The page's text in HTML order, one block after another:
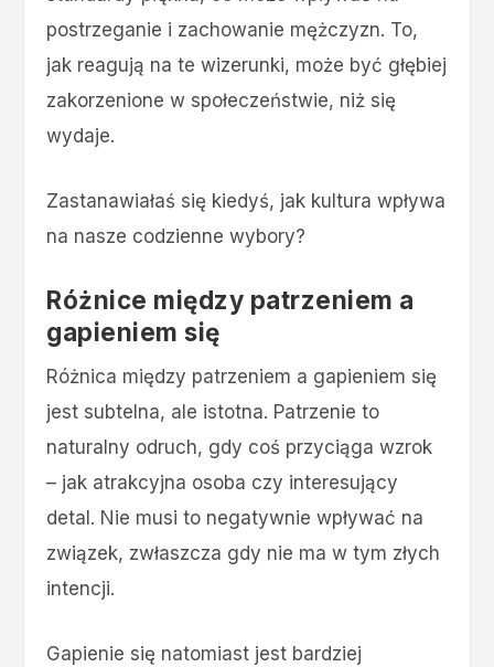
postrzeganie i zachowanie mężczyzn. To,
jak reagują na te wizerunki, może być głębiej
zakorzenione w społeczeństwie, niż się
wydaje.
Zastanawiałaś się kiedyś, jak kultura wpływa
na nasze codzienne wybory?
Różnice między patrzeniem a
gapieniem się
Różnica między patrzeniem a gapieniem się
jest subtelna, ale istotna. Patrzenie to
naturalny odruch, gdy coś przyciąga wzrok
– jak atrakcyjna osoba czy interesujący
detal. Nie musi to negatywnie wpływać na
związek, zwłaszcza gdy nie ma w tym złych
intencji.
Gapienie się natomiast jest bardziej